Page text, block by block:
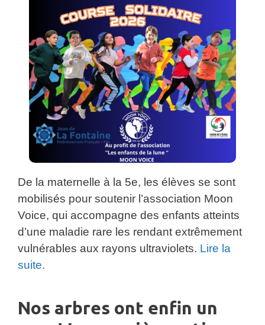
De la maternelle à la 5e, les élèves se sont
mobilisés pour soutenir l’association Moon
Voice, qui accompagne des enfants atteints
d’une maladie rare les rendant extrêmement
vulnérables aux rayons ultraviolets. Lire la
suite.
Nos arbres ont enfin un